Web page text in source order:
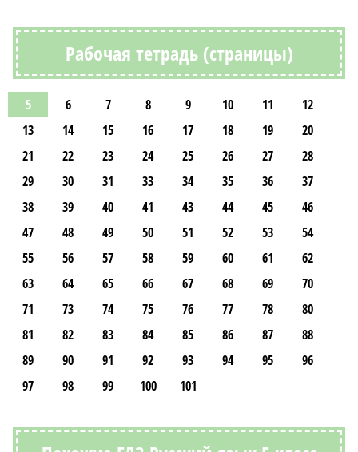
Рабочая тетрадь (страницы)
5 6 7 8 9 10 11
12
13
14 15 16 17 18 19
20
21
22 23 24 25 26 27
28
29
30 31 33 34 35 36
37
38
39 40 41 43 44 45
46
47
48 49 50 51 52 53
54
55
56 57 58 59 60 61
62
63
64 65 66 67 68 69
70
71
73 74 75 76 77 78
80
81
82 83 84 85 86 87
88
89
90 91 92 93 94 95
96
97
98 99 100 101